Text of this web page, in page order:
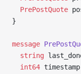
  PrePostQuote
}
message
  string
  int64
timestamp